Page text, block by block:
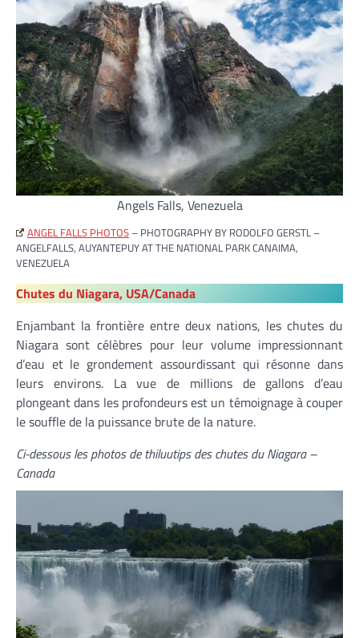
Angels Falls, Venezuela
ANGEL FALLS PHOTOS– PHOTOGRAPHY BY RODOLFO GERSTL –
ANGELFALLS, AUYANTEPUY AT THE NATIONAL PARK CANAIMA,
VENEZUELA
Chutes du Niagara, USA/Canada
Enjambant la frontière entre deux nations, les chutes du
Niagara sont célèbres pour leur volume impressionnant
d’eau et le grondement assourdissant qui résonne dans
leurs environs. La vue de millions de gallons d’eau
plongeant dans les profondeurs est un témoignage à couper
le souffle de la puissance brute de la nature.
Ci-dessous les photos de thiluutips des chutes du Niagara –
Canada